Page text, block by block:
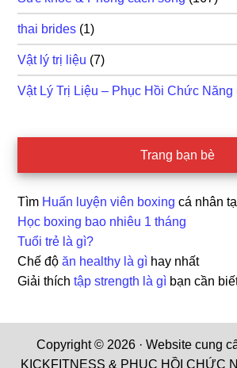
thai brides (1)
Vật lý trị liệu (7)
Vật Lý Trị Liệu – Phục Hồi Chức Năng
Trang bạn bè
Tìm Huấn luyện viên boxing cá nhân
Học boxing bao nhiêu 1 tháng
Tuổi trẻ là gì?
Chế độăn healthy là gì hay nhất
Giải thíchtập strength là gì bạn cần
Copyright © 2026 · Website cung
KICKFITNESS & PHỤC HỒI CHỨC